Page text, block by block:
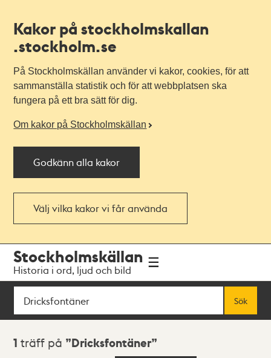
Kakor på stockholmskallan
.stockholm.se
På Stockholmskällan använder vi kakor, cookies, för att
sammanställa statistik och för att webbplatsen ska
fungera på ett bra sätt för dig.
Om kakor på Stockholmskällan
Godkänn alla kakor
Välj vilka kakor vi får använda
navigationen
huvudinnehållet
Stockholmskällan
Historia i ord, ljud och bild
Sök
Sök
Sökresultat
1 träff på Dricksfontäner